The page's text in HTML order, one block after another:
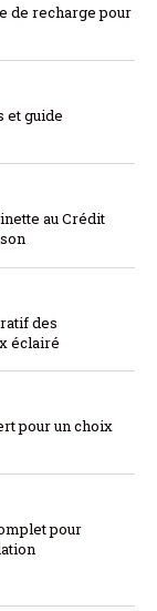
de recharge pour
et guide
au Crédit
des
éclairé
pour un choix
pour